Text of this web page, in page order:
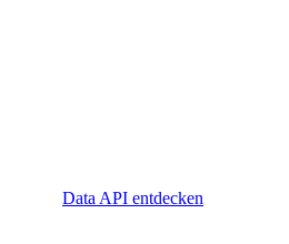
Data API entdecken